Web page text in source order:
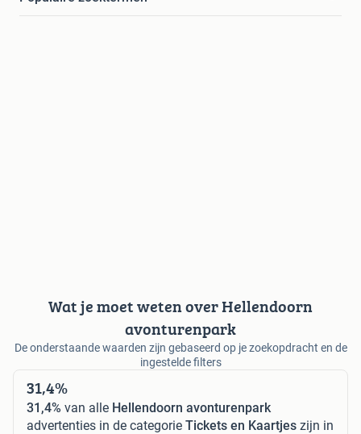
Wat je moet weten over Hellendoorn
avonturenpark
De onderstaande waarden zijn gebaseerd op je zoekopdracht en de
ingestelde filters
31,4%
31,4% van alle Hellendoorn avonturenpark
advertenties in de categorie Tickets en Kaartjes zijn in